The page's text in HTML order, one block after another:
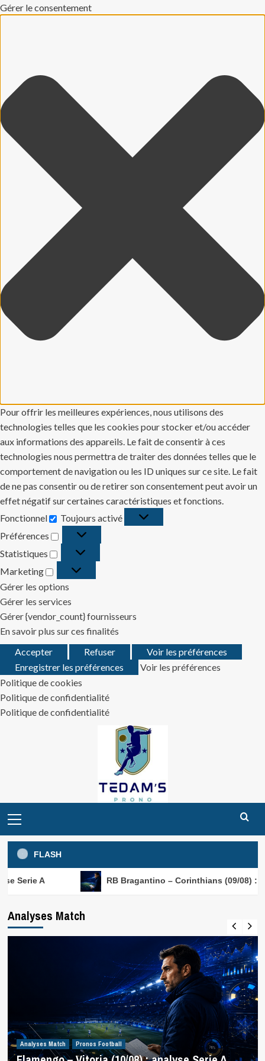
Gérer le consentement
Pour offrir les meilleures expériences, nous utilisons des
technologies telles que les cookies pour stocker et/ou accéder
aux informations des appareils. Le fait de consentir à ces
technologies nous permettra de traiter des données telles que le
comportement de navigation ou les ID uniques sur ce site. Le fait
de ne pas consentir ou de retirer son consentement peut avoir un
effet négatif sur certaines caractéristiques et fonctions.
Fonctionnel
Fonctionnel
Toujours activé
Préférences
Préférences
Statistiques
Statistiques
Marketing
Marketing
Gérer les options
Gérer les services
Gérer {vendor_count} fournisseurs
En savoir plus sur ces finalités
Accepter
Refuser
Voir les préférences
Enregistrer les préférences
Voir les préférences
Politique de cookies
Politique de confidentialité
Politique de confidentialité
Menu
FLASH
RB Bragantino – Corinthians (09/08) : analyse Serie
Analyses Match
Analyses Match Pronos Football